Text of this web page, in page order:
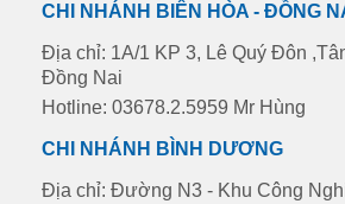
CHI NHÁNH BIÊN HÒA - ĐỒNG
Địa chỉ: 1A/1 KP 3, Lê Quý Đôn
Đồng Nai
Hotline: 03678.2.5959 Mr Hùng
CHI NHÁNH BÌNH DƯƠNG
Địa chỉ: Đường N3 - Khu Công